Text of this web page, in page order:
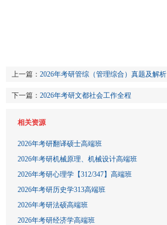
上一篇： 2026年考研管综（管理综合）真题及解析
下一篇： 2026年考研文都社会工作全程
相关资源
2026年考研翻译硕士高端班
2026年考研机械原理、机械设计高端班
2026年考研心理学【312/347】高端班
2026年考研历史学313高端班
2026年考研法硕高端班
2026年考研经济学高端班